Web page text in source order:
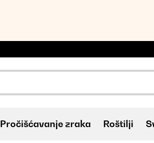
Pročišćavanje zraka Roštilji